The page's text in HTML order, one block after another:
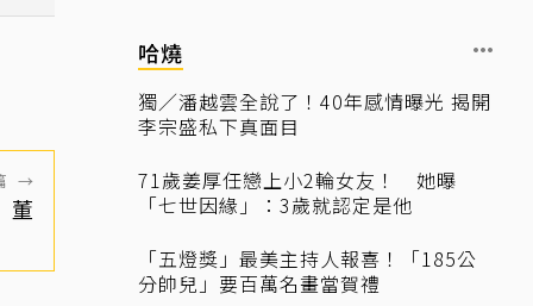
→
董
哈燒
獨／潘越雲全說了！40年感情曝光 揭開
李宗盛私下真面目
71歲姜厚任戀上小2輪女友！ 她曝
「七世因緣」：3歲就認定是他
「五燈獎」最美主持人報喜！「185公
分帥兒」要百萬名畫當賀禮